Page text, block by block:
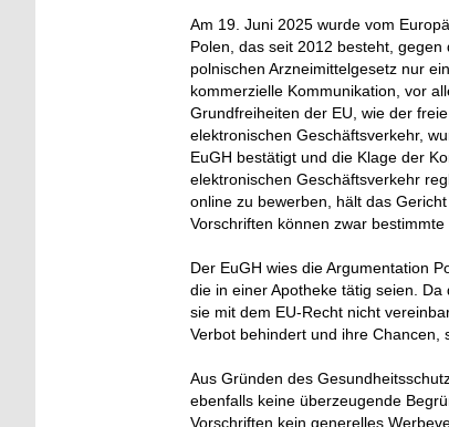
Am 19. Juni 2025 wurde vom
Polen, das seit 2012 besteht,
polnischen Arzneimittelgesetz nur
kommerzielle Kommunikation, vor
Grundfreiheiten der EU, wie der
elektronischen Geschäftsverkehr,
EuGH bestätigt und die Klage der
elektronischen Geschäftsverkehr
online zu bewerben, hält das
Vorschriften können zwar
Der EuGH wies die Argumentation
die in einer Apotheke tätig seien.
sie mit dem EU-Recht nicht
Verbot behindert und ihre Chancen,
Aus Gründen des
ebenfalls keine überzeugende
Vorschriften kein generelles